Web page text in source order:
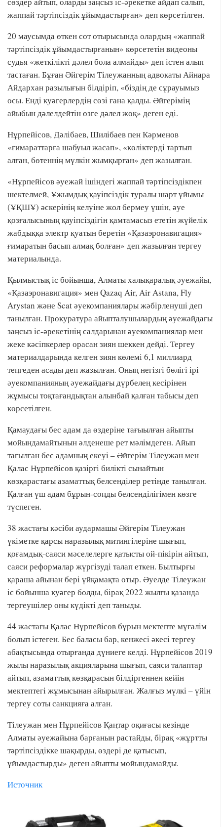
жаппай тәртіпсіздік ұйымдастырған» деп көрсетілген.
20 маусымда өткен сот отырысында олардың «жаппай
тәртіпсіздік ұйымдастырғанын» көрсететін видеоны
судья «жеткілікті дәлел бола алмайды» деп істен алып
тастаған. Бұған Әйгерім Тілеужанның адвокаты Айнара
Айдархан разылығын білдіріп, «біздің де сұрауымыз
осы. Енді куәгерлердің сөзі ғана қалды. Әйгерімің
айыбын дәлелдейтін өзге дәлел жоқ» деген еді.
Нұрпейісов, Дәлібаев, Шилібаев пен Кәрменов
«ғимараттарға шабуыл жасап», «көліктерді тартып
алған, бөтеннің мүлкін жымқырған» деп жазылған.
«Нұрпейісов әуежай ішіндегі жаппай тәртіпсіздікпен
шектелмей, Ұжымдық қауіпсіздік туралы шарт ұйымы
(ҰҚШҰ) әскерінің келуіне жол бермеу үшін, әуе
қозғалысының қауіпсіздігін қамтамасыз ететін жүйелік
жабдыққа электр қуатын беретін «Қазаэронавигация»
ғимаратын басып алмақ болған» деп жазылған тергеу
материалында.
Қылмыстық іс бойынша, Алматы халықаралық әуежайы,
«Қазаэронавигация» мен Qazaq Air, Air Astana, Fly
Arystan және Scat әуекомпаниялары жәбірленуші деп
танылған. Прокуратура айыпталушылардың әуежайдағы
заңсыз іс-әрекетінің салдарынан әуекомпаниялар мен
жеке кәсіпкерлер орасан зиян шеккен дейді. Тергеу
материалдарында келген зиян көлемі 6,1 миллиард
теңгеден асады деп жазылған. Оның негізгі бөлігі ірі
әуекомпанияның әуежайдағы дүрбелең кесірінен
жұмысы тоқтағандықтан алынбай қалған табысы деп
көрсетілген.
Қамаудағы бес адам да өздеріне тағыылған айыпты
мойындамайтынын әлденеше рет мәлімдеген. Айып
тағылған бес адамның екеуі – Әйгерім Тілеужан мен
Қалас Нұрпейісов қазіргі билікті сынайтын
көзқарастағы азаматтық белсенділер ретінде танылған.
Қалған үш адам бұрын-соңды белсенділігімен көзге
түспеген.
38 жастағы кәсіби аудармашы Әйгерім Тілеужан
үкіметке қарсы наразылық митингілеріне шығып,
қоғамдық-саяси мәселелерге қатысты ой-пікірін айтып,
саяси реформалар жүргізуді талап еткен. Былтырғы
қараша айынан бері үйқамақта отыр. Әуелде Тілеужан
іс бойынша куәгер болды, бірақ 2022 жылғы қазанда
тергеушілер оны күдікті деп таныды.
44 жастағы Қалас Нұрпейісов бұрын мектепте мұғалім
болып істеген. Бес баласы бар, кенжесі әкесі тергеу
абақтысында отырғанда дүниеге келді. Нұрпейісов 2019
жылы наразылық акцияларына шығып, саяси талаптар
айтып, азаматтық көзқарасын білдіргеннен кейін
мектептегі жұмысынан айырылған. Жалғыз мүлкі – үйін
тергеу соты санкцияға алған.
Тілеужан мен Нұрпейісов Қаңтар оқиғасы кезінде
Алматы әуежайына барғанын растайды, бірақ «жұртты
тәртіпсіздікке шақырды, өздері де қатысып,
ұйымдастырды» деген айыпты мойындамайды.
Источник